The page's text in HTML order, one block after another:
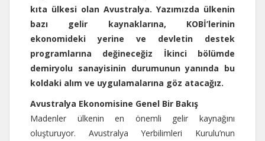
kıta ülkesi olan Avustralya. Yazımızda ülkenin
bazı gelir kaynaklarına, KOBİ’lerinin
ekonomideki yerine ve devletin destek
programlarına değineceğiz İkinci bölümde
demiryolu sanayisinin durumunun yanında bu
koldaki alım ve uygulamalarına göz atacağız.
Avustralya Ekonomisine Genel Bir Bakış
Madenler ülkenin en önemli gelir kaynağını
oluşturuyor. Avustralya Yerbilimleri Kurulu’nun